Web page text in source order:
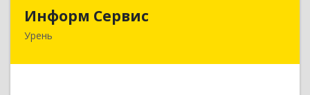
Информ Сервис
Урень